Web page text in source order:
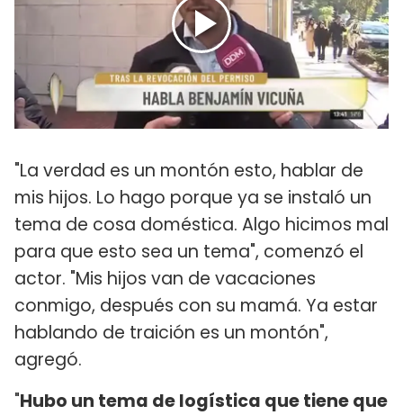
"La verdad es un montón esto, hablar de
mis hijos. Lo hago porque ya se instaló un
tema de cosa doméstica. Algo hicimos mal
para que esto sea un tema", comenzó el
actor. "Mis hijos van de vacaciones
conmigo, después con su mamá. Ya estar
hablando de traición es un montón",
agregó.
"Hubo un tema de logística que tiene que